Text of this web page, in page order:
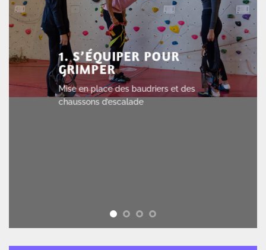
1. S’ÉQUIPER POUR
GRIMPER
Mise en place des baudriers et des
chaussons d’escalade